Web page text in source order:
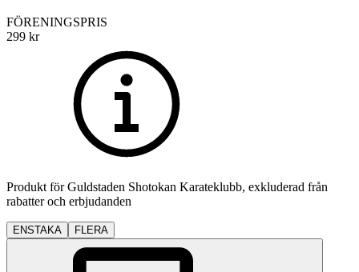
FÖRENINGSPRIS
299 kr
Produkt förGuldstaden Shotokan Karateklubb, exkluderad från
rabatter och erbjudanden
ENSTAKA FLERA